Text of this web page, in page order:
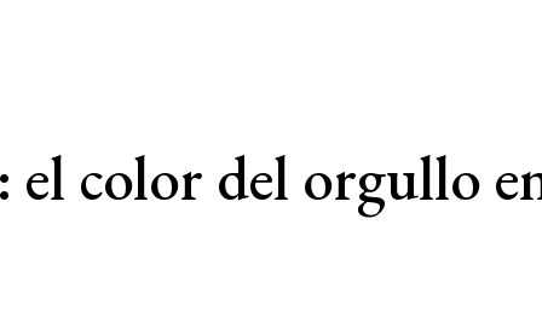
color del orgullo